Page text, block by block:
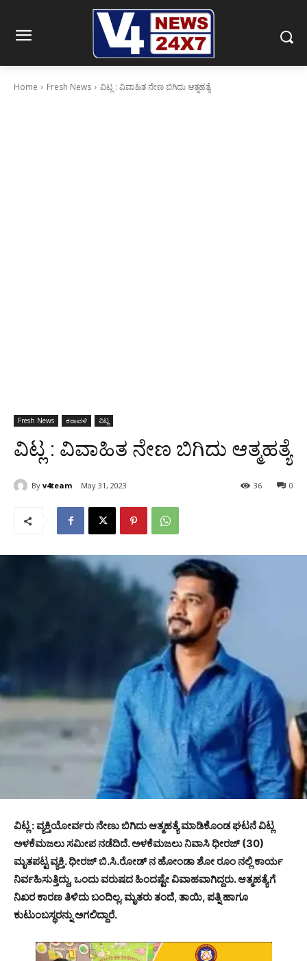
Home Fresh News ವಿಟ್ಲ : ವಿವಾಹಿತ ನೇಣ ಬಿಗಿದು ಆತ್ಮಹತ್ಯೆ
Fresh News ಕರಾವಳಿ ವಿಟ್ಲ
ವಿಟ್ಲ : ವಿವಾಹಿತ ನೇಣ ಬಿಗಿದು ಆತ್ಮಹತ್ಯೆ
By v4team May 31, 2023 0
36
ವಿಟ್ಲ : ವ್ಯಕ್ತಿಯೋರ್ವರು ನೇಣು ಬಿಗಿದು ಆತ್ಮಹತ್ಯೆ ಮಾಡಿಕೊಂಡ ಘಟನೆ ವಿಟ್ಲ
ಅಳಕೆಮಜಲು ಸಮೀಪ ನಡೆದಿದೆ. ಅಳಕೆಮಜಲು ನಿವಾಸಿ ಧೀರಜ್ (30)
ಮೃತಪಟ್ಟ ವ್ಯಕ್ತಿ. ಧೀರಜ್ ಬಿ.ಸಿ.ರೋಡ್ ನ ಹೋಂಡಾ ಶೋ ರೂಂ ನಲ್ಲಿ ಕಾರ್ಯ
ನಿರ್ವಹಿಸುತ್ತಿದ್ದು, ಒಂದು ವರುಷದ ಹಿಂದಷ್ಟೇ ವಿವಾಹವಾಗಿದ್ದರು. ಆತ್ಮಹತ್ಯೆಗೆ
ನಿಖರ ಕಾರಣ ತಿಳಿದು ಬಂದಿಲ್ಲ. ಮೃತರು ತಂದೆ, ತಾಯಿ, ಪತ್ನಿ ಹಾಗೂ
ಕುಟುಂಬಸ್ಥರನ್ನು ಅಗಲಿದ್ದಾರೆ.